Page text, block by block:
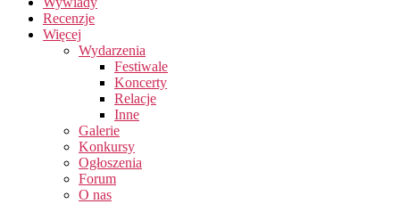
Recenzje
Więcej
Wydarzenia
Festiwale
Koncerty
Relacje
Inne
Galerie
Konkursy
Ogłoszenia
Forum
O nas